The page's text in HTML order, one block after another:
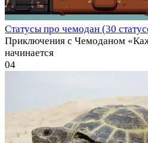
Статусы про чемодан (30
Приключения с Чемоданом
начинается
04